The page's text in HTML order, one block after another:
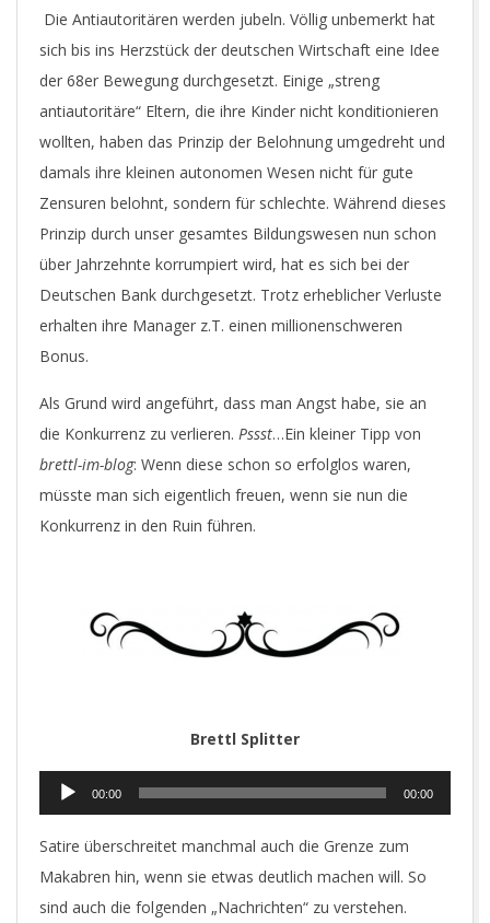
Die Antiautoritären werden jubeln. Völlig unbemerkt hat
sich bis ins Herzstück der deutschen Wirtschaft eine Idee
der 68er Bewegung durchgesetzt. Einige „streng
antiautoritäre“ Eltern, die ihre Kinder nicht konditionieren
wollten, haben das Prinzip der Belohnung umgedreht und
damals ihre kleinen autonomen Wesen nicht für gute
Zensuren belohnt, sondern für schlechte. Während dieses
Prinzip durch unser gesamtes Bildungswesen nun schon
über Jahrzehnte korrumpiert wird, hat es sich bei der
Deutschen Bank durchgesetzt. Trotz erheblicher Verluste
erhalten ihre Manager z.T. einen millionenschweren
Bonus.
Als Grund wird angeführt, dass man Angst habe, sie an
die Konkurrenz zu verlieren. Pssst…Ein kleiner Tipp von
brettl-im-blog: Wenn diese schon so erfolglos waren,
müsste man sich eigentlich freuen, wenn sie nun die
Konkurrenz in den Ruin führen.
Brettl Splitter
Audio-
Player
00:00 00:00
Satire überschreitet manchmal auch die Grenze zum
Makabren hin, wenn sie etwas deutlich machen will. So
sind auch die folgenden „Nachrichten“ zu verstehen.